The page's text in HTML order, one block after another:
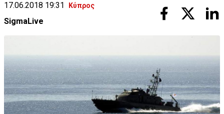
17.06.2018 19:31 Κύπρος
SigmaLive